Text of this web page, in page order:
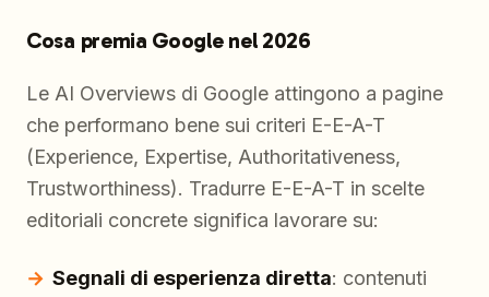
Cosa premia Google nel 2026
Le AI Overviews di Google attingono a pagine
che performano bene sui criteri E-E-A-T
(Experience, Expertise, Authoritativeness,
Trustworthiness). Tradurre E-E-A-T in scelte
editoriali concrete significa lavorare su:
Segnali di esperienza diretta: contenuti